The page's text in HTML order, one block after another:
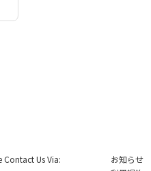
Contact Us Via:
お知らせ